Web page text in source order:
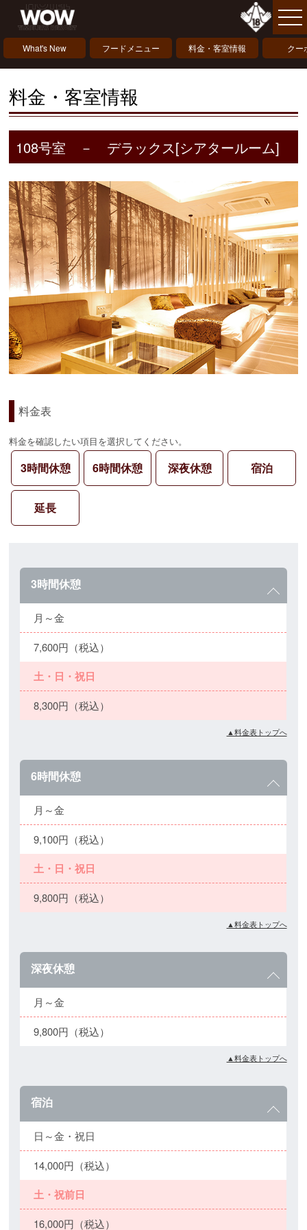
What's New フードメニュー 料金・客室情報 クー
料金・客室情報
108号室 － デラックス[シアタールーム]
料金表
料金を確認したい項目を選択してください。
3時間休憩 6時間休憩 深夜休憩 宿泊
延長
3時間休憩
月～金
7,600円（税込）
土・日・祝日
8,300円（税込）
▲料金表トップへ
6時間休憩
月～金
9,100円（税込）
土・日・祝日
9,800円（税込）
▲料金表トップへ
深夜休憩
月～金
9,800円（税込）
▲料金表トップへ
宿泊
日～金・祝日
14,000円（税込）
土・祝前日
16,000円（税込）